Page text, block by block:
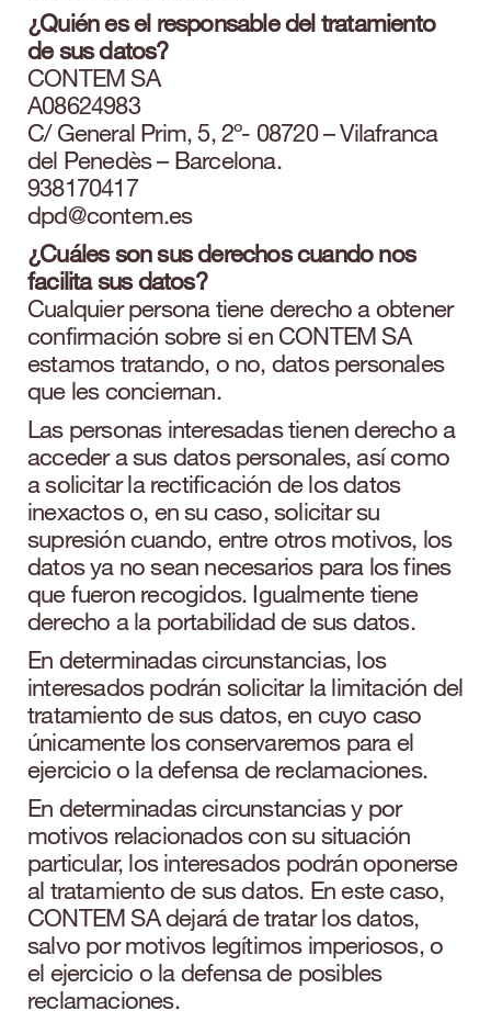
¿Quién es el responsable del tratamiento
de sus datos?
CONTEM SA
A08624983
C/ General Prim, 5, 2º- 08720 – Vilafranca
del Penedès – Barcelona.
938170417
dpd@contem.es
¿Cuáles son sus derechos cuando nos
facilita sus datos?
Cualquier persona tiene derecho a obtener
confirmación sobre si en CONTEM SA
estamos tratando, o no, datos personales
que les conciernan.
Las personas interesadas tienen derecho a
acceder a sus datos personales, así como
a solicitar la rectificación de los datos
inexactos o, en su caso, solicitar su
supresión cuando, entre otros motivos, los
datos ya no sean necesarios para los fines
que fueron recogidos. Igualmente tiene
derecho a la portabilidad de sus datos.
En determinadas circunstancias, los
interesados podrán solicitar la limitación del
tratamiento de sus datos, en cuyo caso
únicamente los conservaremos para el
ejercicio o la defensa de reclamaciones.
En determinadas circunstancias y por
motivos relacionados con su situación
particular, los interesados podrán oponerse
al tratamiento de sus datos. En este caso,
CONTEM SA dejará de tratar los datos,
salvo por motivos legítimos imperiosos, o
el ejercicio o la defensa de posibles
reclamaciones.